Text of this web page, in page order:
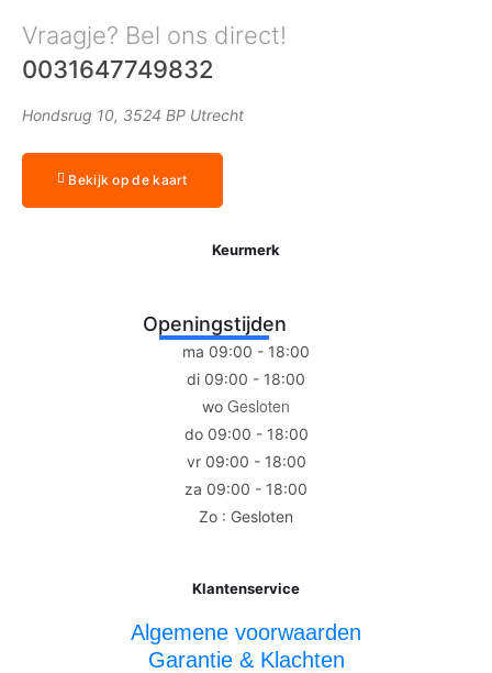
Vraagje? Bel ons direct!
0031647749832
Hondsrug 10, 3524 BP Utrecht
Bekijk op de kaart
Keurmerk
Openingstijden
ma 09:00 - 18:00
di 09:00 - 18:00
wo Gesloten
do 09:00 - 18:00
vr 09:00 - 18:00
za 09:00 - 18:00
Zo : Gesloten
Klantenservice
Algemene voorwaarden
Garantie & Klachten